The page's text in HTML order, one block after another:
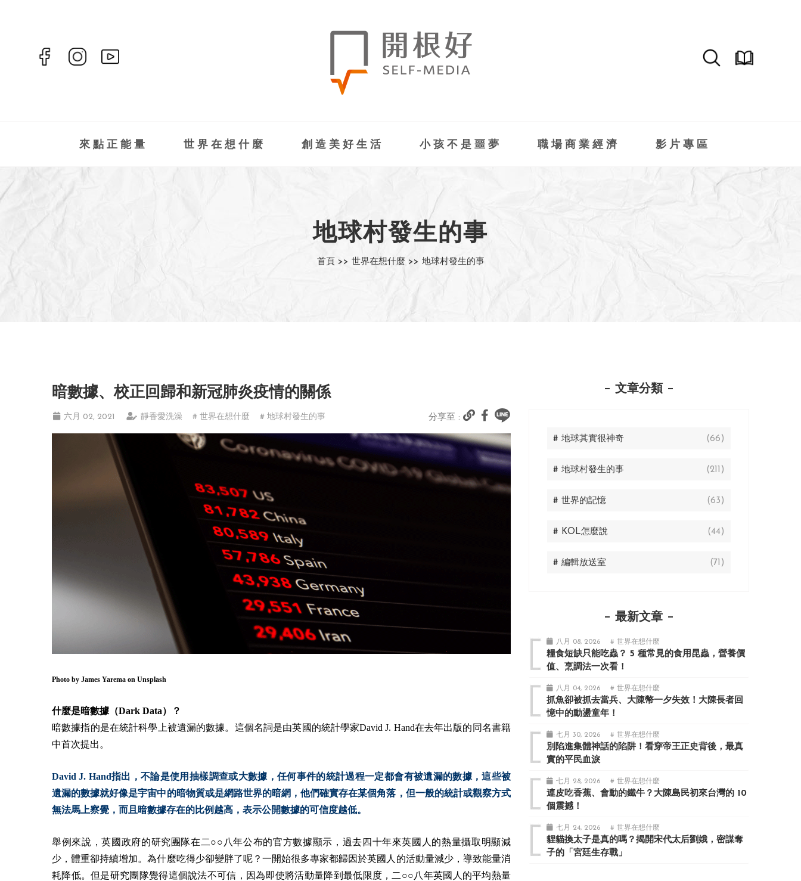
來點正能量 世界在想什麼 創造美好生活 小孩不是噩夢 職場商業經濟 影片專區
地球村發生的事
首頁 >> 世界在想什麼 >> 地球村發生的事
暗數據、校正回歸和新冠肺炎疫情的關係
六月 02, 2021 靜香愛洗澡 # 世界在想什麼 # 地球村發生的事 分享至 :
Photo by James Yarema on Unsplash
什麼是暗數據（Dark Data）？
暗數據指的是在統計科學上被遺漏的數據。這個名詞是由英國的統計學家David J. Hand在去年出版的同名書籍
中首次提出。
David J. Hand指出，不論是使用抽樣調查或大數據，任何事件的統計過程一定都會有被遺漏的數據，這些被
遺漏的數據就好像是宇宙中的暗物質或是網路世界的暗網，他們確實存在某個角落，但一般的統計或觀察方式
無法馬上察覺，而且暗數據存在的比例越高，表示公開數據的可信度越低。
舉例來說，英國政府的研究團隊在二○○八年公布的官方數據顯示，過去四十年來英國人的熱量攝取明顯減
少，體重卻持續增加。為什麼吃得少卻變胖了呢？一開始很多專家都歸因於英國人的活動量減少，導致能量消
耗降低。但是研究團隊覺得這個說法不可信，因為即使將活動量降到最低限度，二○○八年英國人的平均熱量
文章分類
# 地球其實很神奇 (66)
# 地球村發生的事 (211)
# 世界的記憶 (63)
# KOL怎麼說 (44)
# 編輯放送室 (71)
最新文章
八月 08, 2026 # 世界在想什麼
糧食短缺只能吃蟲？ 5 種常見的食用昆蟲，營養價
值、烹調法一次看！
八月 04, 2026 # 世界在想什麼
抓魚卻被抓去當兵、大陳幣一夕失效！大陳長者回
憶中的動盪童年！
七月 30, 2026 # 世界在想什麼
別陷進集體神話的陷阱！看穿帝王正史背後，最真
實的平民血淚
七月 28, 2026 # 世界在想什麼
連皮吃香蕉、會動的鐵牛？大陳島民初來台灣的 10
個震撼！
七月 24, 2026 # 世界在想什麼
貍貓換太子是真的嗎？揭開宋代太后劉娥，密謀奪
子的「宮廷生存戰」